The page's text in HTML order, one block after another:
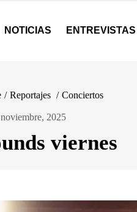
NOTICIAS ENTREVISTAS
/ Reportajes / Conciertos
2025
viernes